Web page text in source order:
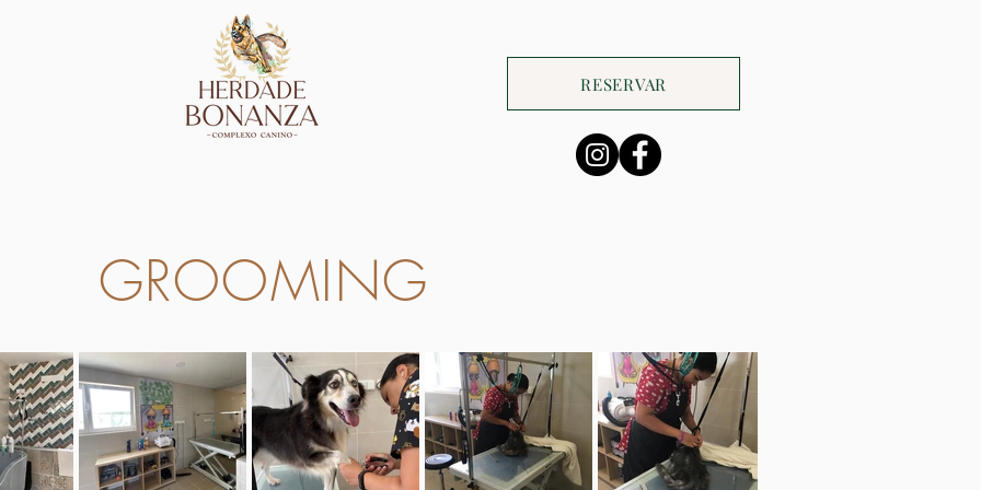
RESERVAR
GROOMING